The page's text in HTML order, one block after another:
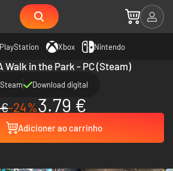
PlayStation Xbox Nintendo
Walk in the Park - PC (Steam)
Steam Download digital
-24%3.79 €
Adicioner ao carrinho